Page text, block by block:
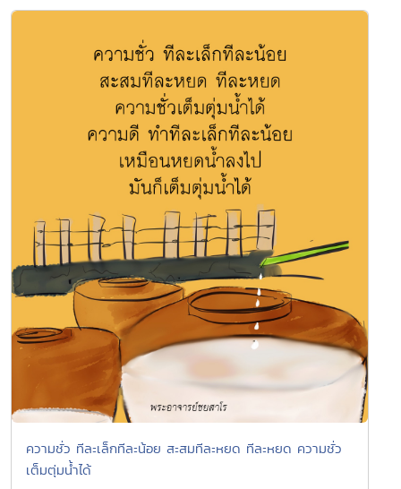
ความชั่ว ทีละเล็กทีละน้อย สะสมทีละหยด ทีละหยด ความชั่ว
เต็มตุ่มน้ำได้